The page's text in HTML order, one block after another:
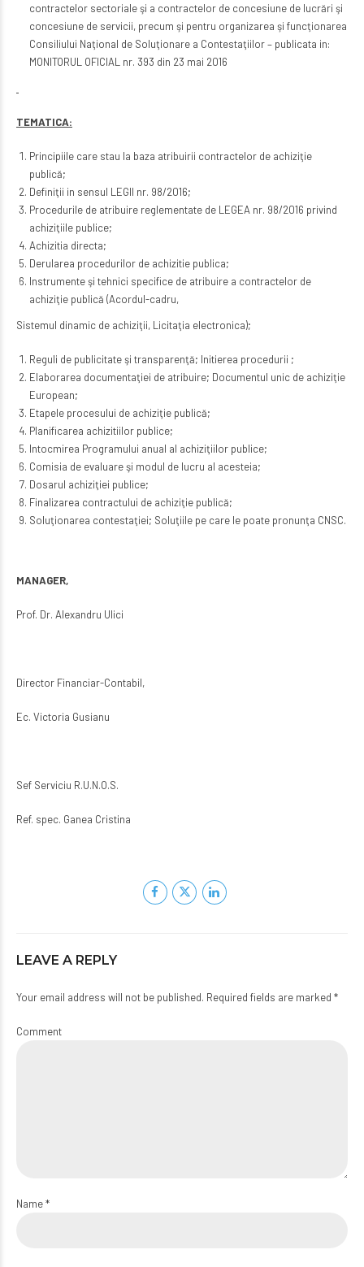
contractelor sectoriale şi a contractelor de concesiune de lucrări şi
concesiune de servicii, precum şi pentru organizarea şi funcţionarea
Consiliului Naţional de Soluţionare a Contestaţiilor – publicata in:
MONITORUL OFICIAL nr. 393 din 23 mai 2016
TEMATICA:
Principiile care stau la baza atribuirii contractelor de achiziţie
publică;
Definiţii in sensul LEGII nr. 98/2016;
Procedurile de atribuire reglementate de LEGEA nr. 98/2016 privind
achiziţiile publice;
Achizitia directa;
Derularea procedurilor de achizitie publica;
Instrumente şi tehnici specifice de atribuire a contractelor de
achiziţie publică (Acordul-cadru,
Sistemul dinamic de achiziţii, Licitaţia electronica);
Reguli de publicitate şi transparenţă; Initierea procedurii ;
Elaborarea documentaţiei de atribuire; Documentul unic de achiziţie
European;
Etapele procesului de achiziţie publică;
Planificarea achizitiilor publice;
Intocmirea Programului anual al achiziţiilor publice;
Comisia de evaluare şi modul de lucru al acesteia;
Dosarul achiziţiei publice;
Finalizarea contractului de achiziţie publică;
Soluţionarea contestaţiei; Soluţiile pe care le poate pronunţa CNSC.
MANAGER,
Prof. Dr. Alexandru Ulici
Director Financiar-Contabil,
Ec. Victoria Gusianu
Sef Serviciu R.U.N.O.S.
Ref. spec. Ganea Cristina
LEAVE A REPLY
Your email address will not be published. Required fields are marked *
Comment
Name *